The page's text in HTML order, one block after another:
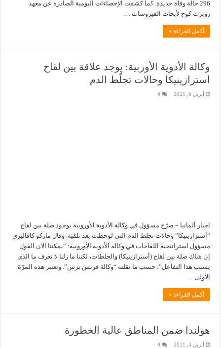
296 حالة وفاة جديدة. كما كشفت الإحصاءات اليومية الصادرة عن معهد
روبرت كوخ لأبحاث الفيروسات …
أكمل القراءة »
وكالة الأدوية الأوربية: يوجد علاقة بين لقاح
استرازينيكا وحالات تجلّط الدم
أبريل 6, 2021 0
اخبار ألمانيا – صرّح مسؤول في وكالة الأدوية الأوروبية بوجود صلة بين لقاح
“أسترازينيكا” وحالات تجلط الدم التي لوحظت بعد تلقيه. وقال ماركو كافاليري
مسؤول استراتيجية اللقاحات في وكالة الأدوية الأوروبية: “يمكننا الآن القول
إن هناك صلة بين لقاح (أسترازينيكا) والجلطات، لكننا ما زلنا لا نعرف ما الذي
يسبب هذا التفاعل”، حسب ما نقلته “وكالة فرنس برس”. وتعتبر هذه المرّة
الأولى …
أكمل القراءة »
هولندا ضمن المناطق عالية الخطورة
أبريل 4, 2021 0